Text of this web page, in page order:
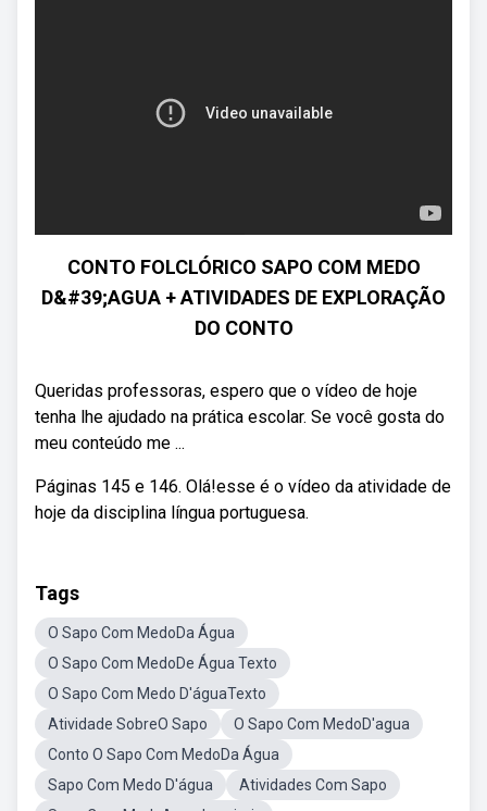
CONTO FOLCLÓRICO SAPO COM MEDO
D&#39;AGUA + ATIVIDADES DE EXPLORAÇÃO
DO CONTO
Queridas professoras, espero que o vídeo de hoje
tenha lhe ajudado na prática escolar. Se você gosta do
meu conteúdo me ...
Páginas 145 e 146. Olá!esse é o vídeo da atividade de
hoje da disciplina língua portuguesa.
Tags
O Sapo Com MedoDa Água
O Sapo Com MedoDe Água Texto
O Sapo Com Medo D'águaTexto
Atividade SobreO Sapo
O Sapo Com MedoD'agua
Conto O Sapo Com MedoDa Água
Sapo Com Medo D'água
Atividades Com Sapo